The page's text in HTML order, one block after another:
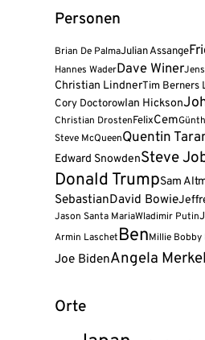
Personen
Brian De PalmaJulian Assange
Hannes WaderDave Winer
Christian LindnerTim Berners
Cory DoctorowIan Hickson
Christian DrostenFelixCem
Steve McQueenQuentin
Edward SnowdenSteve
Donald TrumpSam
SebastianDavid Bowie
Jason Santa MariaWladimir Putin
Armin LaschetBenMillie Bobby
Joe BidenAngela Merkel
Orte